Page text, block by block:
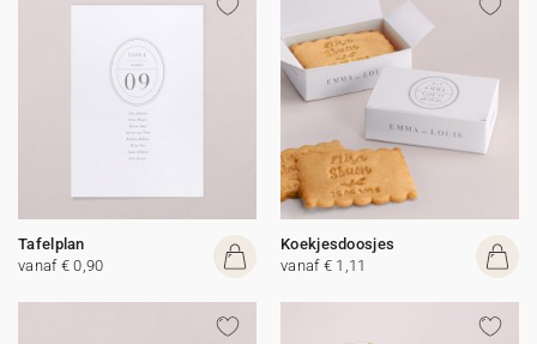
Tafelplan
vanaf € 0,90
Koekjesdoosjes
vanaf € 1,11